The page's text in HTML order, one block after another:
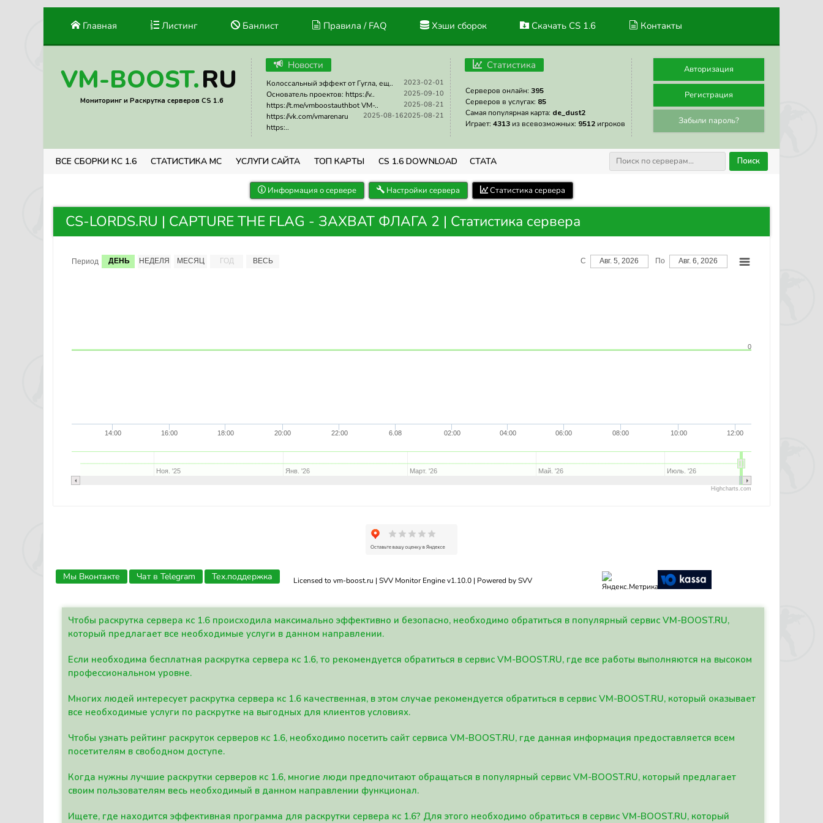
Главная Листинг Банлист Правила / FAQ Хэши сборок Скачать CS 1.6 Контакты
VM-BOOST.RU
Мониторинг и Раскрутка серверов CS 1.6
Новости
2023-02-01
Колоссальный эффект от Гугла, ещ..
2025-09-10
Основатель проектов: https://v..
2025-08-21
https://t.me/vmboostauthbot VM-..
2025-08-21
2025-08-16
https://vk.com/vmarenaru
https:..
Статистика
Серверов онлайн: 395
Серверов в услугах: 85
Самая популярная карта: de_dust2
Играет: 4313 из всевозможных: 9512 игроков
Авторизация
Регистрация
Забыли пароль?
ВСЕ СБОРКИ КС 1.6 СТАТИСТИКА МС УСЛУГИ САЙТА ТОП КАРТЫ CS 1.6 DOWNLOAD СТАТА Поиск
Информация о сервере Настройки сервера Статистика сервера
CS-LORDS.RU | CAPTURE THE FLAG - ЗАХВАТ ФЛАГА 2 | Статистика сервера
Период ДЕНЬ НЕДЕЛЯ МЕСЯЦ ГОД ВЕСЬ С Авг. 5, 2026 По Авг. 6, 2026
14:00 16:00 18:00 20:00 22:00 6.08 02:00 04:00 06:00 08:00 10:00 12:00
Ноя. '25 Янв. '26 Март. '26 Май. '26 Июль. '26
0
Highcharts.com
Licensed to vm-boost.ru | SVV Monitor Engine v1.10.0 | Powered by SVV
Мы Вконтакте Чат в Telegram Тех.поддержка
Чтобы раскрутка сервера кс 1.6 происходила максимально эффективно и безопасно, необходимо обратиться в популярный сервис VM-BOOST.RU,
который предлагает все необходимые услуги в данном направлении.
Если необходима бесплатная раскрутка сервера кс 1.6, то рекомендуется обратиться в сервис VM-BOOST.RU, где все работы выполняются на высоком
профессиональном уровне.
Многих людей интересует раскрутка сервера кс 1.6 качественная, в этом случае рекомендуется обратиться в сервис VM-BOOST.RU, который оказывает
все необходимые услуги по раскрутке на выгодных для клиентов условиях.
Чтобы узнать рейтинг раскруток серверов кс 1.6, необходимо посетить сайт сервиса VM-BOOST.RU, где данная информация предоставляется всем
посетителям в свободном доступе.
Когда нужны лучшие раскрутки серверов кс 1.6, многие люди предпочитают обращаться в популярный сервис VM-BOOST.RU, который предлагает
своим пользователям весь необходимый в данном направлении функционал.
Ищете, где находится эффективная программа для раскрутки сервера кс 1.6? Для этого необходимо обратиться в сервис VM-BOOST.RU, который